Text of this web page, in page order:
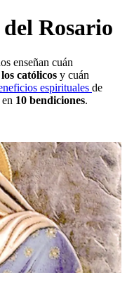
Rosario
enseñan cuán
católicos y cuán
espirituales de
10 bendiciones.